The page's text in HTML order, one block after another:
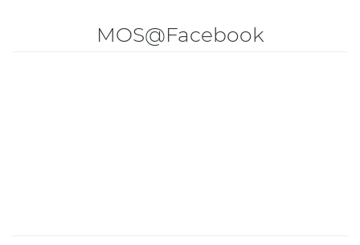
MOS@Facebook